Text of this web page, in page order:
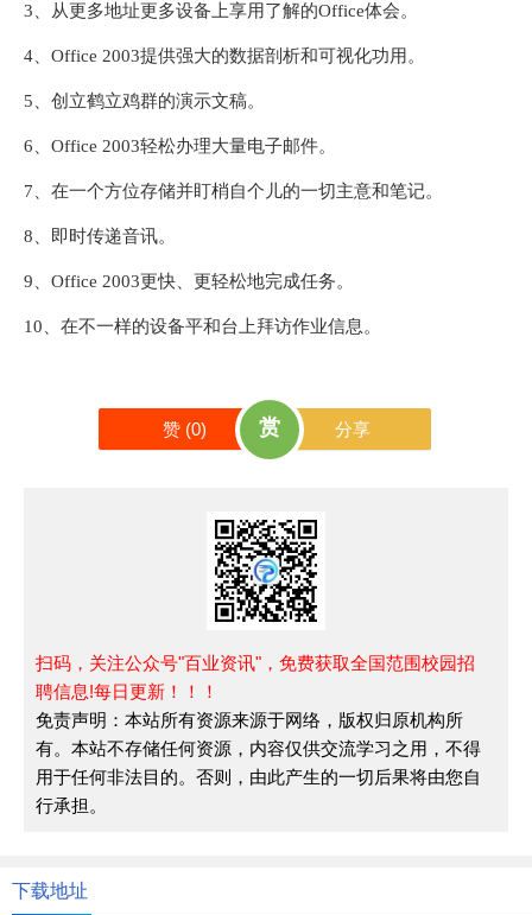
3、从更多地址更多设备上享用了解的Office体会。
4、Office 2003提供强大的数据剖析和可视化功用。
5、创立鹤立鸡群的演示文稿。
6、Office 2003轻松办理大量电子邮件。
7、在一个方位存储并盯梢自个儿的一切主意和笔记。
8、即时传递音讯。
9、Office 2003更快、更轻松地完成任务。
10、在不一样的设备平和台上拜访作业信息。
赞 (0) 赏 分享
扫码，关注公众号"百业资讯"，免费获取全国范围校园招
聘信息!每日更新！！！
免责声明：本站所有资源来源于网络，版权归原机构所
有。本站不存储任何资源，内容仅供交流学习之用，不得
用于任何非法目的。否则，由此产生的一切后果将由您自
行承担。
下载地址